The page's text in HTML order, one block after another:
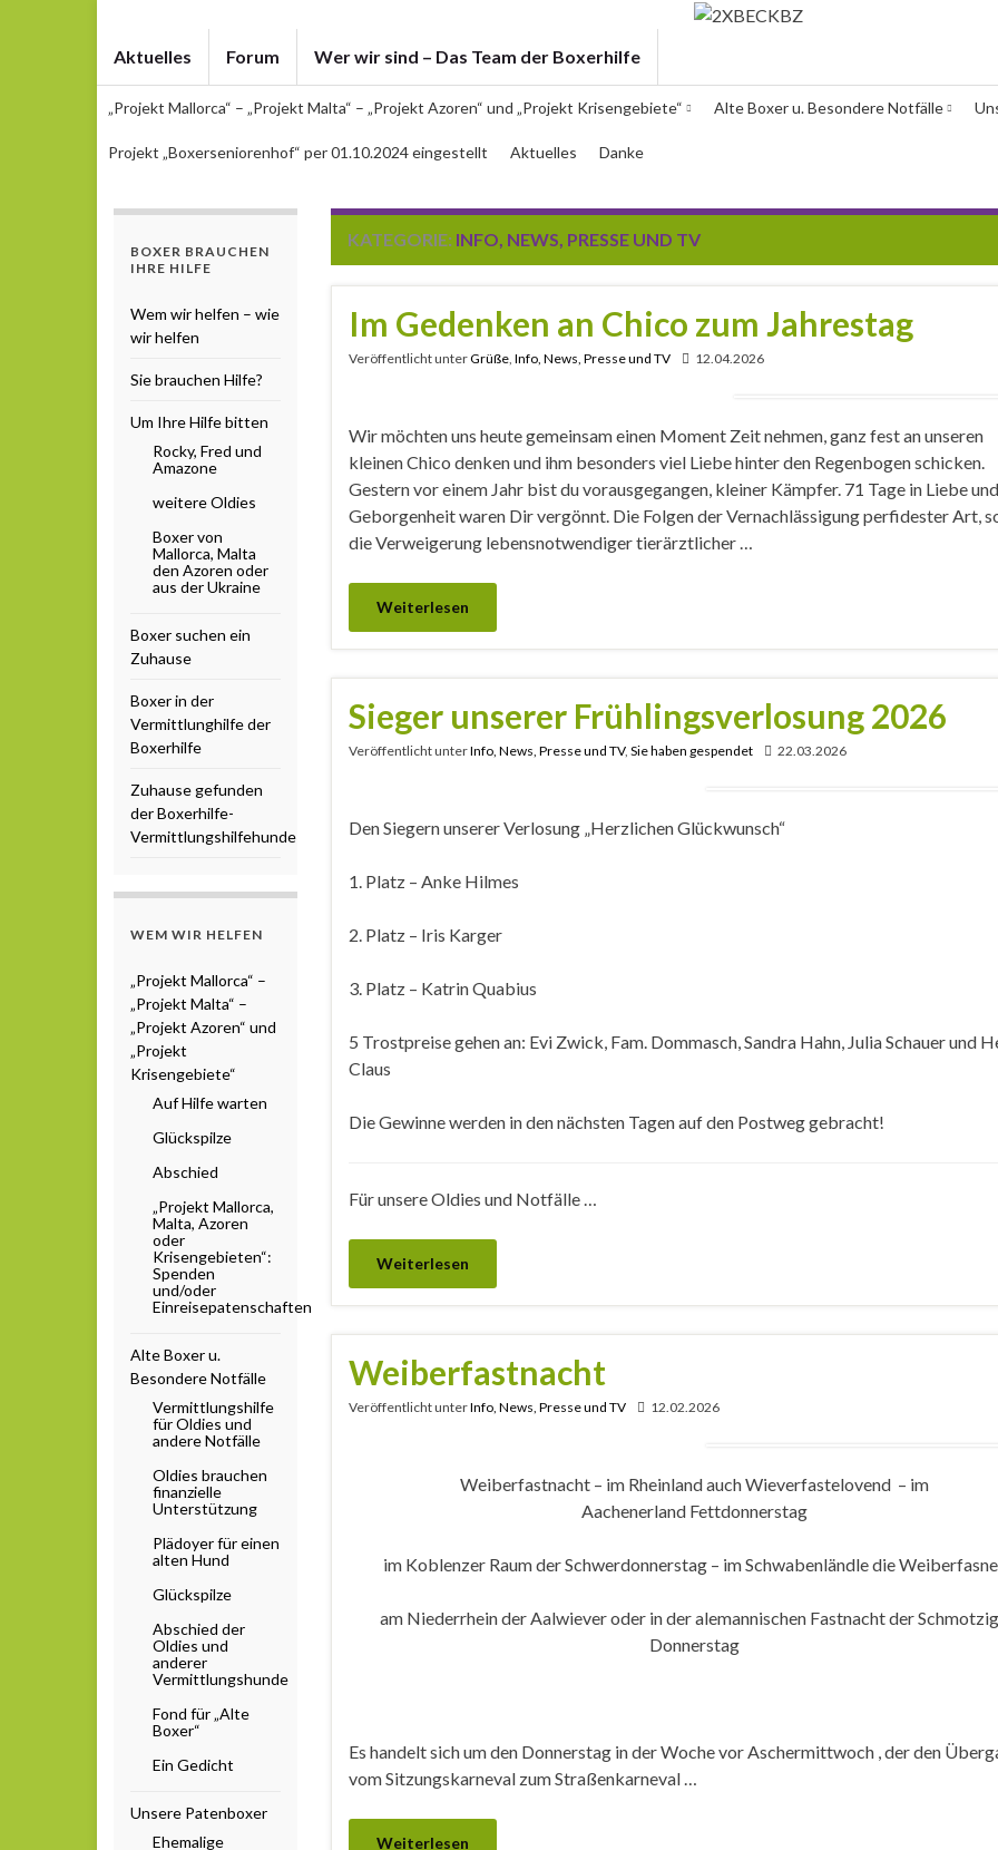
Aktuelles Forum Wer wir sind – Das Team der Boxerhilfe
„Projekt Mallorca“ – „Projekt Malta“ – „Projekt Azoren“ und „Projekt Krisengebiete“ Alte Boxer u. Besondere Notfälle
Projekt „Boxerseniorenhof“ per 01.10.2024 eingestellt Aktuelles Danke
KATEGORIE: INFO, NEWS, PRESSE UND TV
Im Gedenken an Chico zum Jahrestag
Veröffentlicht unterGrüße Info, News, Presse und TV 12.04.2026
Wir möchten uns heute gemeinsam einen Moment Zeit nehmen, ganz fest an unseren
kleinen Chico denken und ihm besonders viel Liebe hinter den Regenbogen schicken.
Gestern vor einem Jahr bist du vorausgegangen, kleiner Kämpfer. 71 Tage in Liebe und
Geborgenheit waren Dir vergönnt. Die Folgen der Vernachlässigung perfidester Art,
die Verweigerung lebensnotwendiger tierärztlicher …
Weiterlesen
Sieger unserer Frühlingsverlosung 2026
Veröffentlicht unterInfo, News, Presse und TV, Sie haben gespendet 22.03.2026
Den Siegern unserer Verlosung „Herzlichen Glückwunsch“
1. Platz – Anke Hilmes
2. Platz – Iris Karger
3. Platz – Katrin Quabius
5 Trostpreise gehen an: Evi Zwick, Fam. Dommasch, Sandra Hahn, Julia Schauer und
Claus
Die Gewinne werden in den nächsten Tagen auf den Postweg gebracht!
Für unsere Oldies und Notfälle …
Weiterlesen
Weiberfastnacht
Veröffentlicht unterInfo, News, Presse und TV 12.02.2026
Weiberfastnacht – im Rheinland auch Wieverfastelovend – im
Aachenerland Fettdonnerstag
im Koblenzer Raum der Schwerdonnerstag – im Schwabenländle die
am Niederrhein der Aalwiever oder in der alemannischen Fastnacht der
Donnerstag
Es handelt sich um den Donnerstag in der Woche vor Aschermittwoch , der den
vom Sitzungskarneval zum Straßenkarneval …
Weiterlesen
BOXER BRAUCHEN
IHRE HILFE
Wem wir helfen – wie
wir helfen
Sie brauchen Hilfe?
Um Ihre Hilfe bitten
Rocky, Fred und
Amazone
weitere Oldies
Boxer von
Mallorca, Malta
den Azoren oder
aus der Ukraine
Boxer suchen ein
Zuhause
Boxer in der
Vermittlunghilfe der
Boxerhilfe
Zuhause gefunden
der Boxerhilfe-
Vermittlungshilfehunde
WEM WIR HELFEN
„Projekt Mallorca“ –
„Projekt Malta“ –
„Projekt Azoren“ und
„Projekt
Krisengebiete“
Auf Hilfe warten
Glückspilze
Abschied
„Projekt Mallorca,
Malta, Azoren
oder
Krisengebieten“:
Spenden
und/oder
Einreisepatenschaften
Alte Boxer u.
Besondere Notfälle
Vermittlungshilfe
für Oldies und
andere Notfälle
Oldies brauchen
finanzielle
Unterstützung
Plädoyer für einen
alten Hund
Glückspilze
Abschied der
Oldies und
anderer
Vermittlungshunde
Fond für „Alte
Boxer“
Ein Gedicht
Unsere Patenboxer
Ehemalige